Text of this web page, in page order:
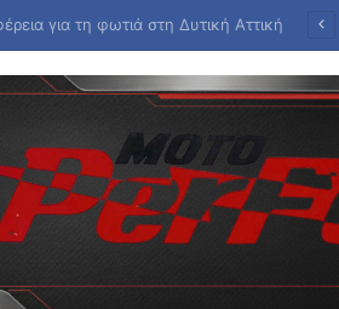
Λογαριασμού Αγροτικής Εστίας